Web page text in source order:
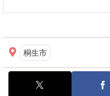
桐生市